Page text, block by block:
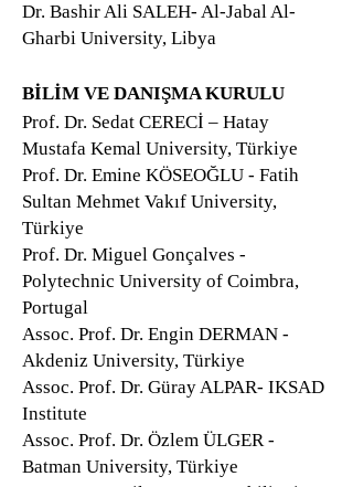
Dr. Bashir Ali SALEH- Al-Jabal Al-
Gharbi University, Libya
BİLİM VE DANIŞMA KURULU
Prof. Dr. Sedat CERECİ – Hatay
Mustafa Kemal University, Türkiye
Prof. Dr. Emine KÖSEOĞLU - Fatih
Sultan Mehmet Vakıf University,
Türkiye
Prof. Dr. Miguel Gonçalves -
Polytechnic University of Coimbra,
Portugal
Assoc. Prof. Dr. Engin DERMAN -
Akdeniz University, Türkiye
Assoc. Prof. Dr. Güray ALPAR- IKSAD
Institute
Assoc. Prof. Dr. Özlem ÜLGER -
Batman University, Türkiye